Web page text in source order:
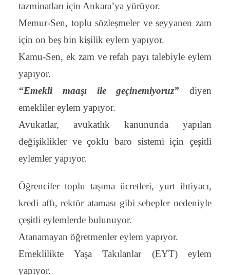
tazminatları için Ankara’ya yürüyor.
Memur-Sen, toplu sözleşmeler ve seyyanen zam
için on beş bin kişilik eylem yapıyor.
Kamu-Sen, ek zam ve refah payı talebiyle eylem
yapıyor.
“Emekli maaşı ile geçinemiyoruz” diyen
emekliler eylem yapıyor.
Avukatlar, avukatlık kanununda yapılan
değişiklikler ve çoklu baro sistemi için çeşitli
eylemler yapıyor.
Öğrenciler toplu taşıma ücretleri, yurt ihtiyacı,
kredi affı, rektör ataması gibi sebepler nedeniyle
çeşitli eylemlerde bulunuyor.
Atanamayan öğretmenler eylem yapıyor.
Emeklilikte Yaşa Takılanlar (EYT) eylem
yapıyor.